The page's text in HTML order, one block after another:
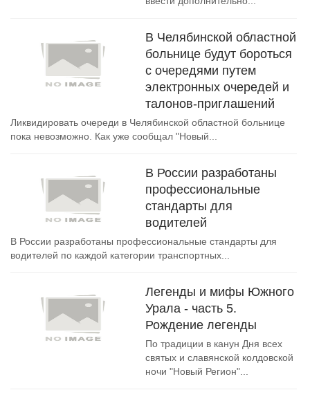
В Челябинской областной
больнице будут бороться
с очередями путем
электронных очередей и
талонов-приглашений
Ликвидировать очереди в Челябинской областной больнице
пока невозможно. Как уже сообщал "Новый...
В России разработаны
профессиональные
стандарты для
водителей
В России разработаны профессиональные стандарты для
водителей по каждой категории транспортных...
Легенды и мифы Южного
Урала - часть 5.
Рождение легенды
По традиции в канун Дня всех
святых и славянской колдовской
ночи "Новый Регион"...